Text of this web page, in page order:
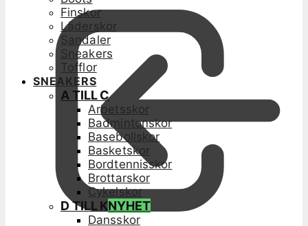
Finskor
Läderskor
Sandaler
Sneakers
Tofflor
SNEAKERS
A TILL C
Arbetsskor
Badmintonskor
Basebollskor
Basketskor
Bordtennisskor
Brottarskor
Cykelskor
D TILL KNYHET
Dansskor